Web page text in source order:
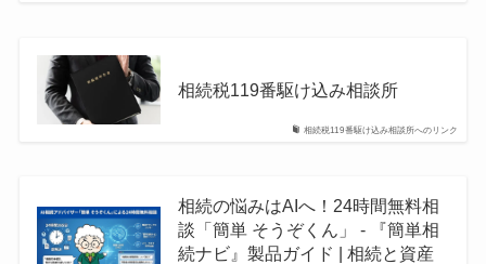
相続税119番駆け込み相談所へのリンク
相続税119番駆け込み相談所
相続の悩みはAIへ！24時間無料相
談「簡単 そうぞくん」 - 『簡単相
続ナビ』製品ガイド | 相続と資産